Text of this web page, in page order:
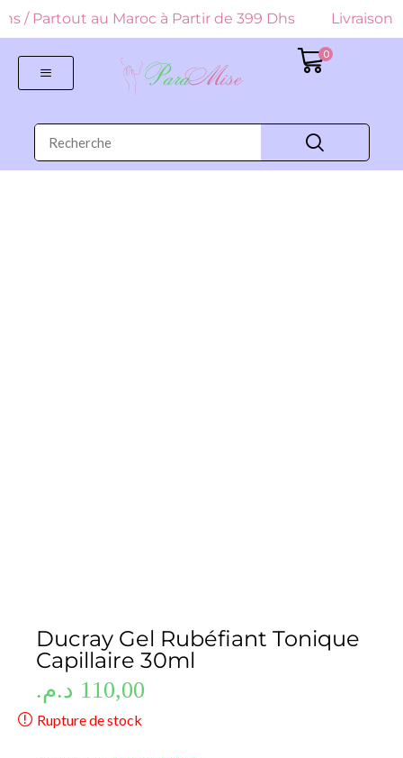
/ Partout au Maroc à Partir de 399 Dhs Livraison
0
Ducray Gel Rubéfiant Tonique
Capillaire 30ml
110,00 د.م.
Rupture de stock